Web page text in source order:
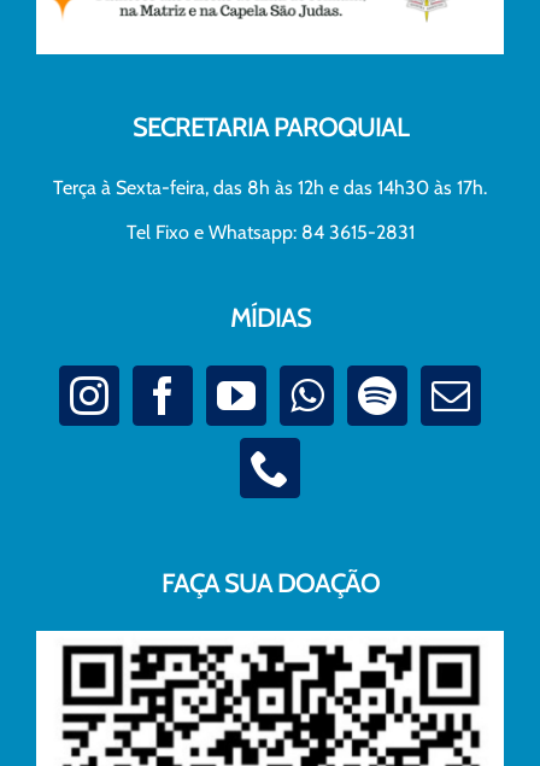
SECRETARIA PAROQUIAL
Terça à Sexta-feira, das 8h às 12h e das 14h30 às 17h.
Tel Fixo e Whatsapp: 84 3615-2831
MÍDIAS
FAÇA SUA DOAÇÃO